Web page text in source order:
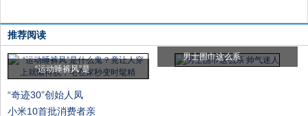
推荐阅读
“运动睡裤风”是
男士围巾这么系
“奇迹30”创始人凤
小米10首批消费者亲